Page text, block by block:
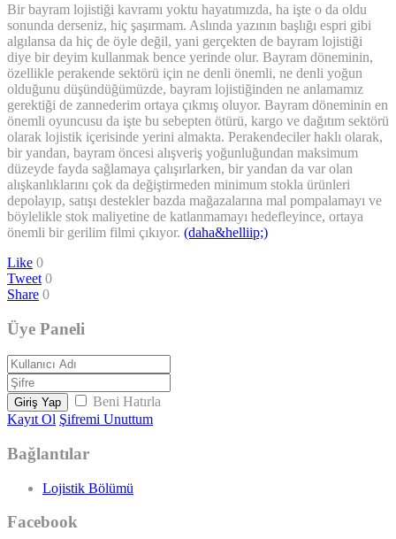
Bir bayram lojistiği kavramı yoktu hayatımızda, ha işte o da oldu
sonunda derseniz, hiç şaşırmam. Aslında yazının başlığı espri gibi
algılansa da hiç de öyle değil, yani gerçekten de bayram lojistiği
diye bir deyim kullanmak bence yerinde olur. Bayram döneminin,
özellikle perakende sektörü için ne denli önemli, ne denli yoğun
olduğunu düşündüğümüzde, bayram lojistiğinden ne anlamamız
gerektiği de zannederim ortaya çıkmış oluyor. Bayram döneminin en
önemli oyuncusu da işte bu sebepten ötürü, kargo ve dağıtım sektörü
olarak lojistik içerisinde yerini almakta. Perakendeciler haklı olarak,
bir yandan, bayram öncesi alışveriş yoğunluğundan maksimum
düzeyde fayda sağlamaya çalışırlarken, bir yandan da var olan
alışkanlıklarını çok da değiştirmeden minimum stokla ürünleri
depolayıp, satışı destekler bazda mağazalarına mal pompalamayı ve
böylelikle stok maliyetine de katlanmamayı hedefleyince, ortaya
önemli bir gerilim filmi çıkıyor. (daha&helliip;)
Like 0
Tweet 0
Share 0
Üye Paneli
Giriş Yap
Beni Hatırla
Kayıt Ol Şifremi Unuttum
Bağlantılar
Lojistik Bölümü
Facebook